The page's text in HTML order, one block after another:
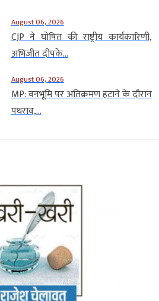
August 06, 2026
CJP ने घोषित की राष्ट्रीय कार्यकारिणी,
अभिजीत दीपके...
August 06, 2026
MP: वनभूमि पर अतिक्रमण हटाने के दौरान
पथराव,...